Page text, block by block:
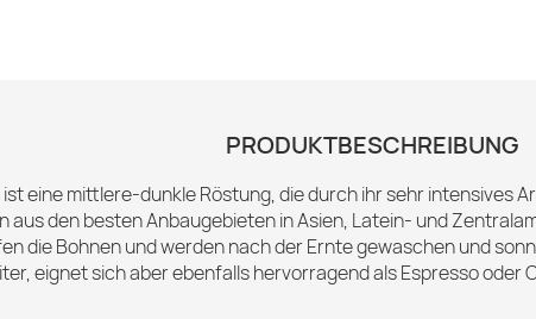
PRODUKTBESCHREIBUNG
ist eine mittlere-dunkle Röstung, die durch ihr sehr
den besten Anbaugebieten in Asien, Latein- und
die Bohnen und werden nach der Ernte gewaschen und
eignet sich aber ebenfalls hervorragend als Espresso